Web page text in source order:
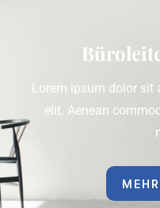
Lorem ipsum dolor sit
elit. Aenean